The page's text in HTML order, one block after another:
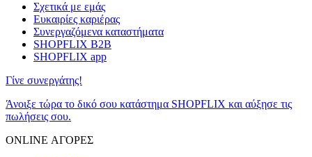
Σχετικά με εμάς
Ευκαιρίες καριέρας
Συνεργαζόμενα καταστήματα
SHOPFLIX B2B
SHOPFLIX app
Γίνε συνεργάτης!
Άνοιξε τώρα το δικό σου κατάστημα SHOPFLIX και αύξησε τις
πωλήσεις σου.
ONLINE ΑΓΟΡΕΣ